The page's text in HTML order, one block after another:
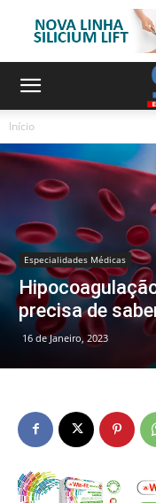
Início
Especialidades Médicas
precisa de
16 de Janeiro, 2023